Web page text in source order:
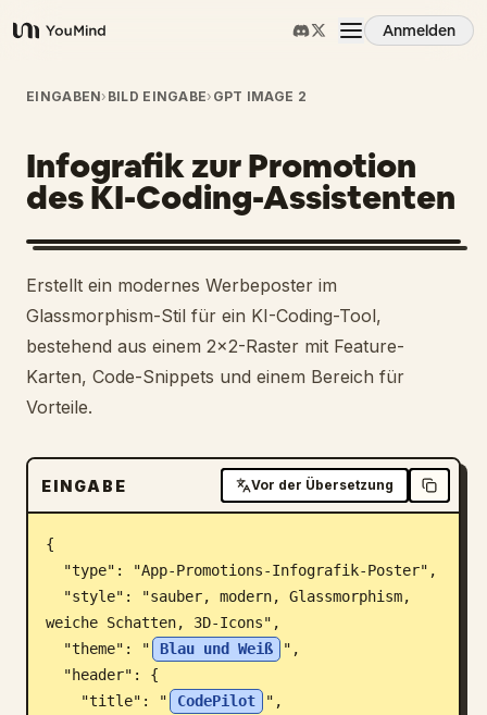
YouMind
Anmelden
Übersicht
Anwendungsfälle
Fähigkeiten
Prompts
Preise
Blog
Updates
EINGABEN› BILD EINGABE› GPT IMAGE 2
Infografik zur Promotion
des KI-Coding-Assistenten
Erstellt ein modernes Werbeposter im
Glassmorphism-Stil für ein KI-Coding-Tool,
bestehend aus einem 2x2-Raster mit Feature-
Karten, Code-Snippets und einem Bereich für
Vorteile.
EINGABE Vor der Übersetzung
{
weiche Schatten, 3D-Icons",
  "theme": "
Blau und Weiß
",
    "title": "
CodePilot
",